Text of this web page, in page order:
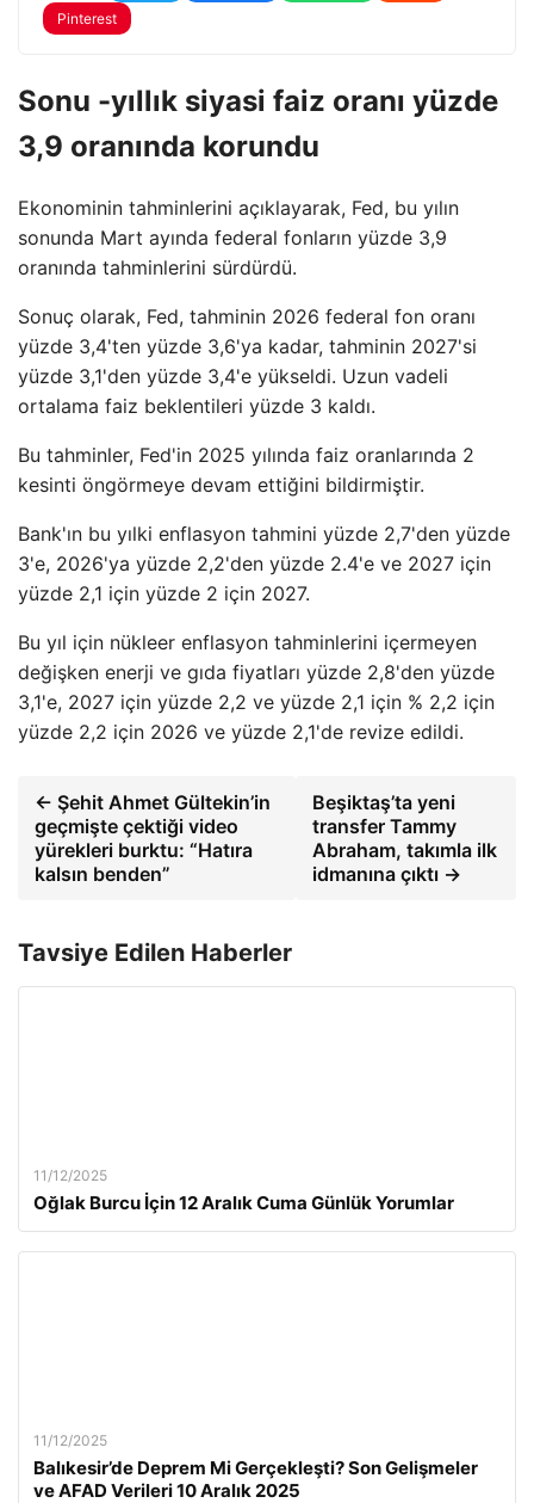
Pinterest
Sonu -yıllık siyasi faiz oranı yüzde
3,9 oranında korundu
Ekonominin tahminlerini açıklayarak, Fed, bu yılın
sonunda Mart ayında federal fonların yüzde 3,9
oranında tahminlerini sürdürdü.
Sonuç olarak, Fed, tahminin 2026 federal fon oranı
yüzde 3,4'ten yüzde 3,6'ya kadar, tahminin 2027'si
yüzde 3,1'den yüzde 3,4'e yükseldi. Uzun vadeli
ortalama faiz beklentileri yüzde 3 kaldı.
Bu tahminler, Fed'in 2025 yılında faiz oranlarında 2
kesinti öngörmeye devam ettiğini bildirmiştir.
Bank'ın bu yılki enflasyon tahmini yüzde 2,7'den yüzde
3'e, 2026'ya yüzde 2,2'den yüzde 2.4'e ve 2027 için
yüzde 2,1 için yüzde 2 için 2027.
Bu yıl için nükleer enflasyon tahminlerini içermeyen
değişken enerji ve gıda fiyatları yüzde 2,8'den yüzde
3,1'e, 2027 için yüzde 2,2 ve yüzde 2,1 için % 2,2 için
yüzde 2,2 için 2026 ve yüzde 2,1'de revize edildi.
← Şehit Ahmet Gültekin’in
geçmişte çektiği video
yürekleri burktu: “Hatıra
kalsın benden”
Beşiktaş’ta yeni
transfer Tammy
Abraham, takımla ilk
idmanına çıktı →
Tavsiye Edilen Haberler
11/12/2025
Oğlak Burcu İçin 12 Aralık Cuma Günlük Yorumlar
11/12/2025
Balıkesir’de Deprem Mi Gerçekleşti? Son Gelişmeler
ve AFAD Verileri 10 Aralık 2025